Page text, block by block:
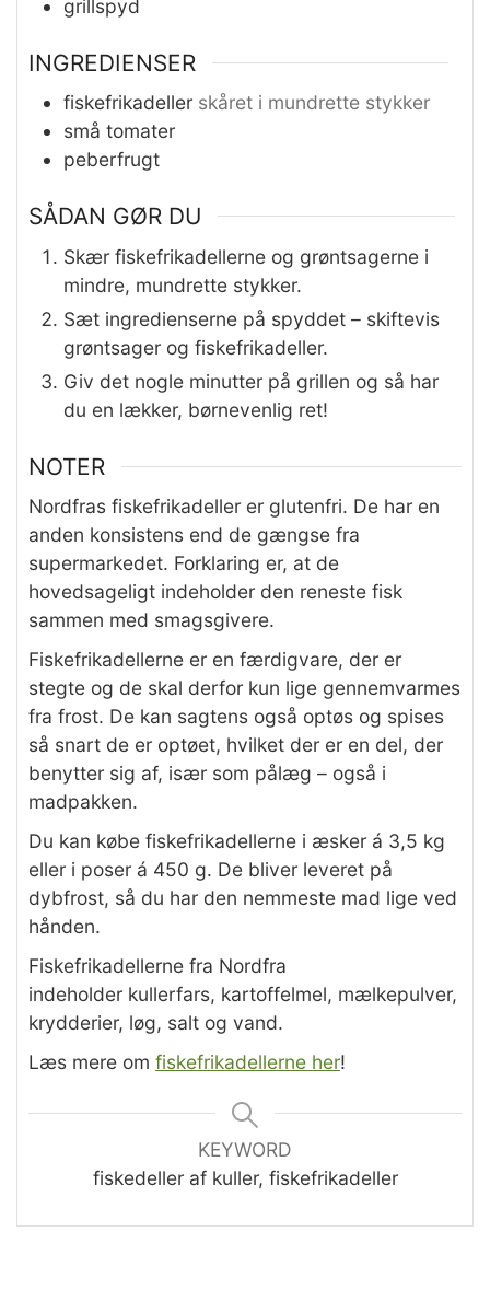
grillspyd
INGREDIENSER
fiskefrikadeller skåret i mundrette stykker
små tomater
peberfrugt
SÅDAN GØR DU
Skær fiskefrikadellerne og grøntsagerne i
mindre, mundrette stykker.
Sæt ingredienserne på spyddet – skiftevis
grøntsager og fiskefrikadeller.
Giv det nogle minutter på grillen og så har
du en lækker, børnevenlig ret!
NOTER
Nordfras fiskefrikadeller er glutenfri. De har en
anden konsistens end de gængse fra
supermarkedet. Forklaring er, at de
hovedsageligt indeholder den reneste fisk
sammen med smagsgivere.
Fiskefrikadellerne er en færdigvare, der er
stegte og de skal derfor kun lige gennemvarmes
fra frost. De kan sagtens også optøs og spises
så snart de er optøet, hvilket der er en del, der
benytter sig af, især som pålæg – også i
madpakken.
Du kan købe fiskefrikadellerne i æsker á 3,5 kg
eller i poser á 450 g. De bliver leveret på
dybfrost, så du har den nemmeste mad lige ved
hånden.
Fiskefrikadellerne fra Nordfra
indeholder kullerfars, kartoffelmel, mælkepulver,
krydderier, løg, salt og vand.
Læs mere om fiskefrikadellerne her!
KEYWORD
fiskedeller af kuller, fiskefrikadeller